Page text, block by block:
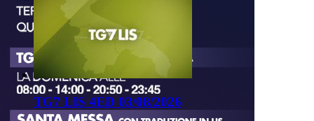
TG7 LIS 4ED 03/08/2026